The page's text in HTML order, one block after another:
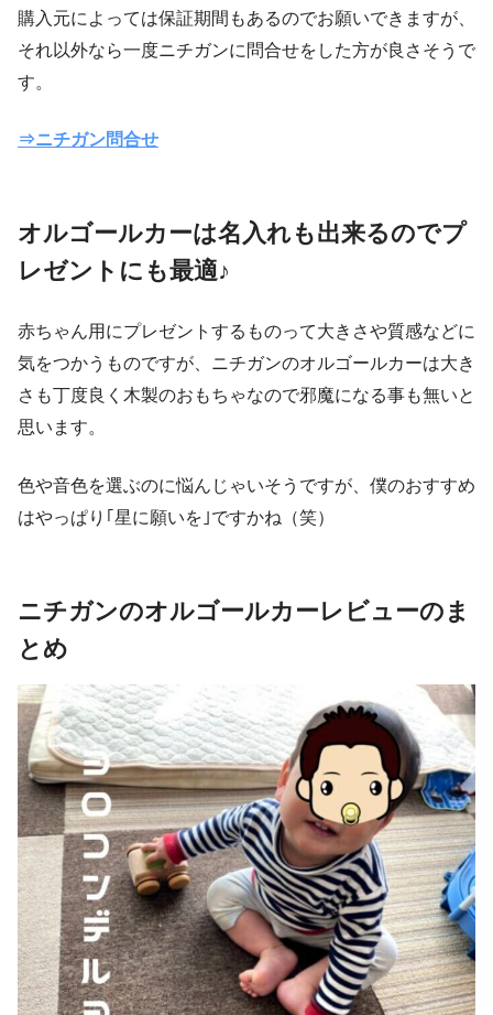
購入元によっては保証期間もあるのでお願いできますが、
それ以外なら一度ニチガンに問合せをした方が良さそうで
す。
⇒ニチガン問合せ
オルゴールカーは名入れも出来るのでプ
レゼントにも最適♪
赤ちゃん用にプレゼントするものって大きさや質感などに
気をつかうものですが、ニチガンのオルゴールカーは大き
さも丁度良く木製のおもちゃなので邪魔になる事も無いと
思います。
色や音色を選ぶのに悩んじゃいそうですが、僕のおすすめ
はやっぱり｢星に願いを｣ですかね（笑）
ニチガンのオルゴールカーレビューのま
とめ